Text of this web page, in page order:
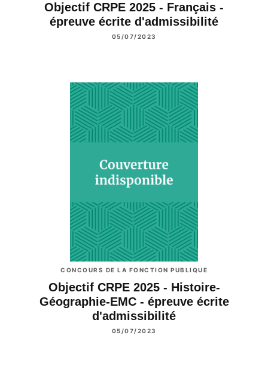
Objectif CRPE 2025 - Français -
épreuve écrite d'admissibilité
05/07/2023
CONCOURS DE LA FONCTION PUBLIQUE
Objectif CRPE 2025 - Histoire-
Géographie-EMC - épreuve écrite
d'admissibilité
05/07/2023